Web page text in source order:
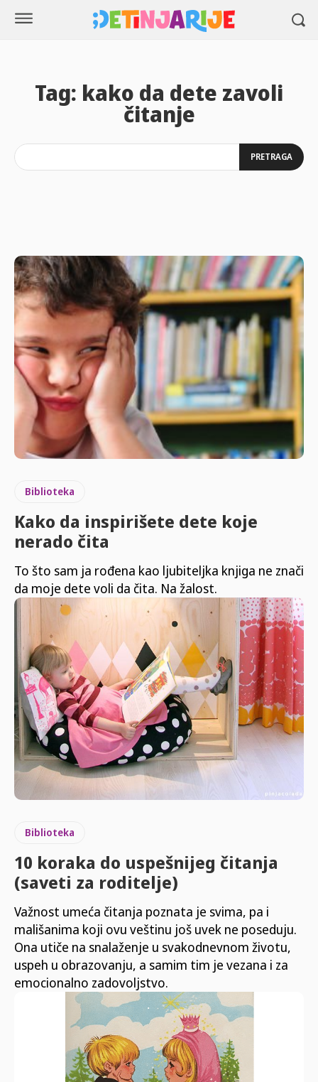
Tag: kako da dete zavoli
čitanje
PRETRAGA
Biblioteka
Kako da inspirišete dete koje
nerado čita
To što sam ja rođena kao ljubiteljka knjiga ne znači
da moje dete voli da čita. Na žalost.
Biblioteka
10 koraka do uspešnijeg čitanja
(saveti za roditelje)
Važnost umeća čitanja poznata je svima, pa i
mališanima koji ovu veštinu još uvek ne poseduju.
Ona utiče na snalaženje u svakodnevnom životu,
uspeh u obrazovanju, a samim tim je vezana i za
emocionalno zadovoljstvo.